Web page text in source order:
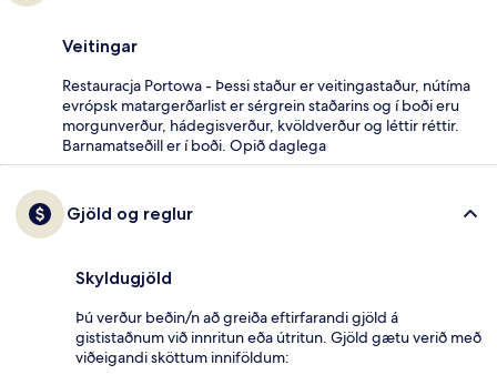
Veitingar
Restauracja Portowa - Þessi staður er veitingastaður, nútíma
evrópsk matargerðarlist er sérgrein staðarins og í boði eru
morgunverður, hádegisverður, kvöldverður og léttir réttir.
Barnamatseðill er í boði. Opið daglega
Gjöld og reglur
Skyldugjöld
Þú verður beðin/n að greiða eftirfarandi gjöld á
gististaðnum við innritun eða útritun. Gjöld gætu verið með
viðeigandi sköttum inniföldum: